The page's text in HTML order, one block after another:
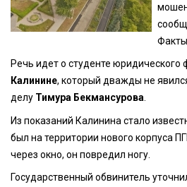
Речь идет о студенте юридического
Калинине, который дважды не
делу Тимура Бекмансурова
Из показаний Калинина стало
был на территории нового корпуса
через окно, он повредил ногу.
Государственный обвинитель